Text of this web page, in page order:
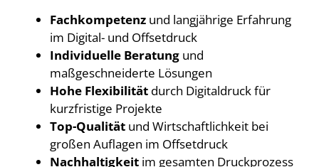
Fachkompetenzund langjährige Erfahrung
im Digital- und Offsetdruck
Individuelle Beratungund
maßgeschneiderte Lösungen
Hohe Flexibilitätdurch Digitaldruck für
kurzfristige Projekte
Top-Qualitätund Wirtschaftlichkeit bei
großen Auflagen im Offsetdruck
Nachhaltigkeitim gesamten Druckprozess